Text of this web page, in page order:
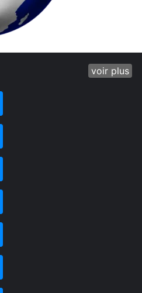
voir plus